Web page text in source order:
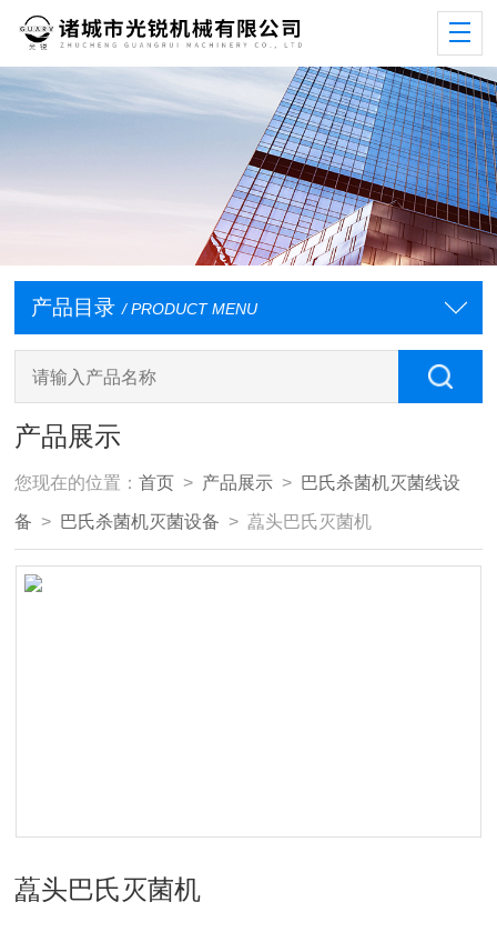
产品目录 / PRODUCT MENU
产品展示
您现在的位置：首页 > 产品展示 > 巴氏杀菌机灭菌线设
备 > 巴氏杀菌机灭菌设备 > 藠头巴氏灭菌机
藠头巴氏灭菌机